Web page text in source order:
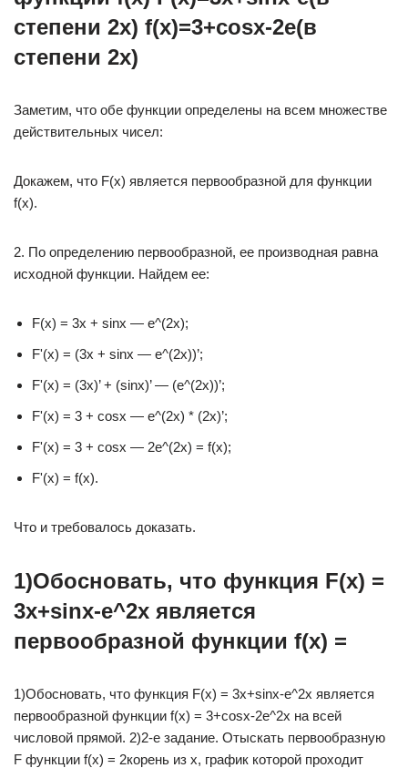
степени 2x) f(x)=3+cosx-2e(в
степени 2x)
Заметим, что обе функции определены на всем множестве
действительных чисел:
Докажем, что F(x) является первообразной для функции
f(x).
2. По определению первообразной, ее производная равна
исходной функции. Найдем ее:
F(x) = 3x + sinx — e^(2x);
F'(x) = (3x + sinx — e^(2x))’;
F'(x) = (3x)’ + (sinx)’ — (e^(2x))’;
F'(x) = 3 + cosx — e^(2x) * (2x)’;
F'(x) = 3 + cosx — 2e^(2x) = f(x);
F'(x) = f(x).
Что и требовалось доказать.
1)Обосновать, что функция F(x) =
3x+sinx-e^2x является
первообразной функции f(x) =
1)Обосновать, что функция F(x) = 3x+sinx-e^2x является
первообразной функции f(x) = 3+cosx-2e^2x на всей
числовой прямой. 2)2-е задание. Отыскать первообразную
F функции f(x) = 2корень из x, график которой проходит